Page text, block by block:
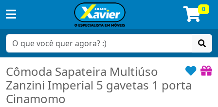
0
Cômoda Sapateira Multiúso
Zanzini Imperial 5 gavetas 1 porta
Cinamomo